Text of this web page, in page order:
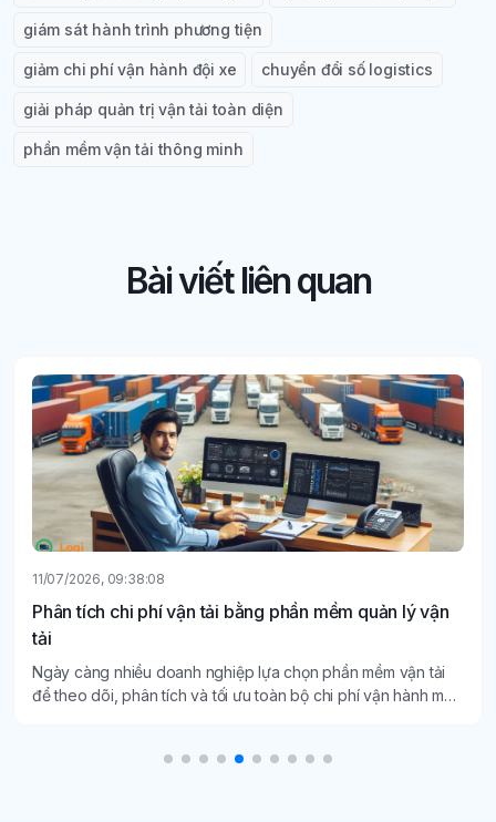
giám sát hành trình phương tiện
giảm chi phí vận hành đội xe chuyển đổi số logistics
giải pháp quản trị vận tải toàn diện
phần mềm vận tải thông minh
Bài viết liên quan
11/07/2026, 09:38:08
Phân tích chi phí vận tải bằng phần mềm quản lý vận
tải
Ngày càng nhiều doanh nghiệp lựa chọn phần mềm vận tải
để theo dõi, phân tích và tối ưu toàn bộ chi phí vận hành một